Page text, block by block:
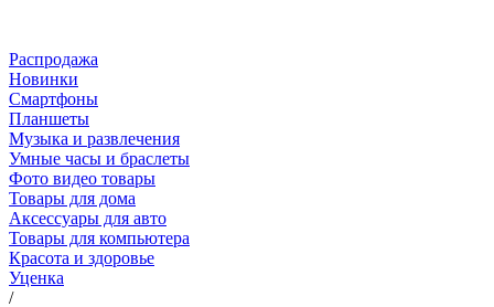
Распродажа
Новинки
Смартфоны
Планшеты
Музыка и развлечения
Умные часы и браслеты
Фото видео товары
Товары для дома
Аксессуары для авто
Товары для компьютера
Красота и здоровье
Уценка
/